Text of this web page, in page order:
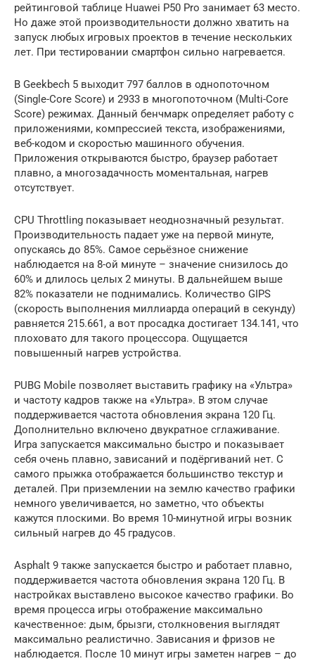
рейтинговой таблице Huawei P50 Pro занимает 63 место.
Но даже этой производительности должно хватить на
запуск любых игровых проектов в течение нескольких
лет. При тестировании смартфон сильно нагревается.
В Geekbech 5 выходит 797 баллов в однопоточном
(Single-Core Score) и 2933 в многопоточном (Multi-Core
Score) режимах. Данный бенчмарк определяет работу с
приложениями, компрессией текста, изображениями,
веб-кодом и скоростью машинного обучения.
Приложения открываются быстро, браузер работает
плавно, а многозадачность моментальная, нагрев
отсутствует.
CPU Throttling показывает неоднозначный результат.
Производительность падает уже на первой минуте,
опускаясь до 85%. Самое серьёзное снижение
наблюдается на 8-ой минуте – значение снизилось до
60% и длилось целых 2 минуты. В дальнейшем выше
82% показатели не поднимались. Количество GIPS
(скорость выполнения миллиарда операций в секунду)
равняется 215.661, а вот просадка достигает 134.141, что
плоховато для такого процессора. Ощущается
повышенный нагрев устройства.
PUBG Mobile позволяет выставить графику на «Ультра»
и частоту кадров также на «Ультра». В этом случае
поддерживается частота обновления экрана 120 Гц.
Дополнительно включено двукратное сглаживание.
Игра запускается максимально быстро и показывает
себя очень плавно, зависаний и подёргиваний нет. С
самого прыжка отображается большинство текстур и
деталей. При приземлении на землю качество графики
немного увеличивается, но заметно, что объекты
кажутся плоскими. Во время 10-минутной игры возник
сильный нагрев до 45 градусов.
Asphalt 9 также запускается быстро и работает плавно,
поддерживается частота обновления экрана 120 Гц. В
настройках выставлено высокое качество графики. Во
время процесса игры отображение максимально
качественное: дым, брызги, столкновения выглядят
максимально реалистично. Зависания и фризов не
наблюдается. После 10 минут игры заметен нагрев – до